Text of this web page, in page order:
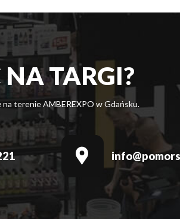
TARGI?
terenie AMBEREXPO w Gdańsku.